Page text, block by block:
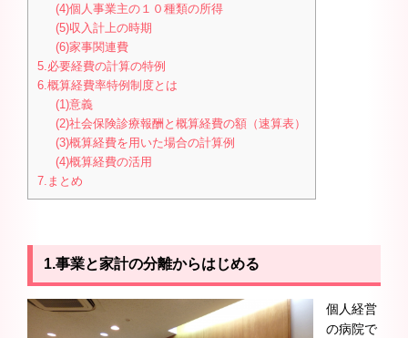
(4)個人事業主の１０種類の所得
(5)収入計上の時期
(6)家事関連費
5.必要経費の計算の特例
6.概算経費率特例制度とは
(1)意義
(2)社会保険診療報酬と概算経費の額（速算表）
(3)概算経費を用いた場合の計算例
(4)概算経費の活用
7.まとめ
1.事業と家計の分離からはじめる
個人経営
の病院で